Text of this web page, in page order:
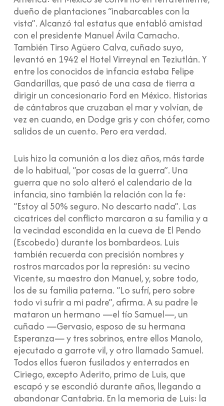
dueño de plantaciones “inabarcables con la
vista”. Alcanzó tal estatus que entabló amistad
con el presidente Manuel Ávila Camacho.
También Tirso Agüero Calva, cuñado suyo,
levantó en 1942 el Hotel Virreynal en Teziutlán. Y
entre los conocidos de infancia estaba Felipe
Gandarillas, que pasó de una casa de tierra a
dirigir un concesionario Ford en México. Historias
de cántabros que cruzaban el mar y volvían, de
vez en cuando, en Dodge gris y con chófer, como
salidos de un cuento. Pero era verdad.
Luis hizo la comunión a los diez años, más tarde
de lo habitual, “por cosas de la guerra”. Una
guerra que no solo alteró el calendario de la
infancia, sino también la relación con la fe:
“Estoy al 50% seguro. No descarto nada”. Las
cicatrices del conflicto marcaron a su familia y a
la vecindad escondida en la cueva de El Pendo
(Escobedo) durante los bombardeos. Luis
también recuerda con precisión nombres y
rostros marcados por la represión: su vecino
Vicente, su maestro don Manuel, y, sobre todo,
los de su familia paterna. “Lo sufrí, pero sobre
todo vi sufrir a mi padre”, afirma. A su padre le
mataron un hermano —el tío Samuel—, un
cuñado —Gervasio, esposo de su hermana
Esperanza— y tres sobrinos, entre ellos Manolo,
ejecutado a garrote vil, y otro llamado Samuel.
Todos ellos fueron fusilados y enterrados en
Ciriego, excepto Aderito, primo de Luis, que
escapó y se escondió durante años, llegando a
abandonar Cantabria. En la memoria de Luis: la